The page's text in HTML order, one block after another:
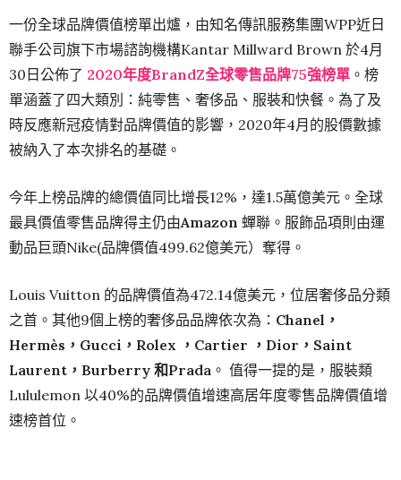
一份全球品牌價值榜單出爐，由知名傳訊服務集團WPP近日
聯手公司旗下市場諮詢機構Kantar Millward Brown 於4月
30日公佈了 2020年度BrandZ全球零售品牌75強榜單 。榜
單涵蓋了四大類別：純零售、奢侈品、服裝和快餐。為了及
時反應新冠疫情對品牌價值的影響，2020年4月的股價數據
被納入了本次排名的基礎。
今年上榜品牌的總價值同比增長12%，達1.5萬億美元。全球
最具價值零售品牌得主仍由Amazon 蟬聯。服飾品項則由運
動品巨頭Nike(品牌價值499.62億美元）奪得。
Louis Vuitton 的品牌價值為472.14億美元，位居奢侈品分類
之首。其他9個上榜的奢侈品品牌依次為： Chanel，
Hermès，Gucci，Rolex ，Cartier ，Dior，Saint
Laurent，Burberry 和Prada 。 值得一提的是，服裝類
Lululemon 以40%的品牌價值增速高居年度零售品牌價值增
速榜首位。